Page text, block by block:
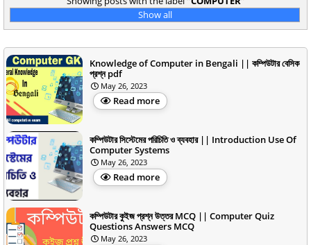
Show all
Knowledge of Computer in Bengali || কম্পিউটার বেসিক
প্রশ্ন pdf
May 26, 2023
Read more
কম্পিউটার সিস্টেমের পরিচিতি ও ব্যবহার || Introduction Use Of
Computer Systems
May 26, 2023
Read more
কম্পিউটার কুইজ প্রশ্ন উত্তর MCQ || Computer Quiz
Questions Answers MCQ
May 26, 2023